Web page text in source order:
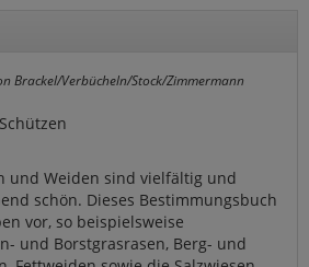
Brackel/Verbücheln/Stock/Zimmermann
und Weiden sind vielfältig und
schön. Dieses Bestimmungsbuch
vor, so beispielsweise
und Borstgrasrasen, Berg- und